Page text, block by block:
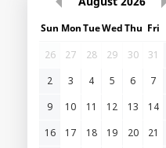
Sun MonTueWedThu Fri
26
27 28 29 30 31
2
3 4 5 6 7
9
10 11 12 13 14
16
17 18 19 20 21